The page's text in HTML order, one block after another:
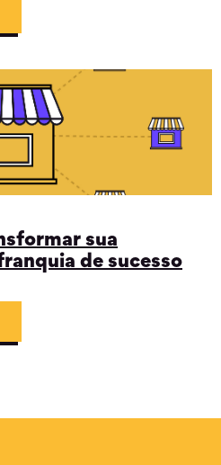
sua
de sucesso